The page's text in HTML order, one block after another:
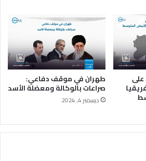
على طهران في موقف دفاعي:
صراعات بالوكالة ومعضلة الأسد
ديسمبر 4, 2024